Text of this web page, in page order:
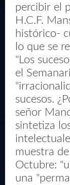
percibir el
H.C.F.
histórico-
lo que se
"Los
el
sucesos.
señor
sintetiza
muestra
Octubre:
una